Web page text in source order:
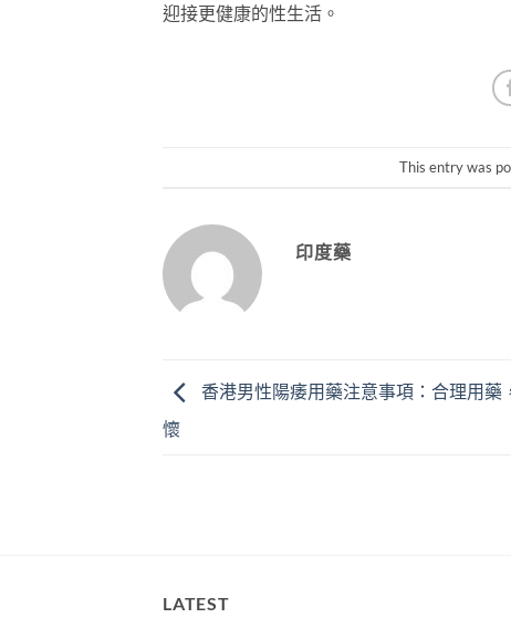
迎接更健康的性生活。
This entry was
印度藥
香港男性陽痿用藥注意事項：合理用藥
懷
LATEST